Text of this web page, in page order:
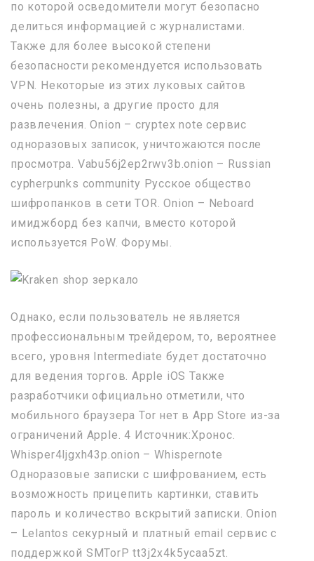
по которой осведомители могут безопасно
делиться информацией с журналистами.
Также для более высокой степени
безопасности рекомендуется использовать
VPN. Некоторые из этих луковых сайтов
очень полезны, а другие просто для
развлечения. Onion – cryptex note сервис
одноразовых записок, уничтожаются после
просмотра. Vabu56j2ep2rwv3b.onion – Russian
cypherpunks community Русское общество
шифропанков в сети TOR. Onion – Neboard
имиджборд без капчи, вместо которой
используется PoW. Форумы.
Однако, если пользователь не является
профессиональным трейдером, то, вероятнее
всего, уровня Intermediate будет достаточно
для ведения торгов. Apple iOS Также
разработчики официально отметили, что
мобильного браузера Tor нет в App Store из-за
ограничений Apple. 4 Источник:Хронос.
Whisper4ljgxh43p.onion – Whispernote
Одноразовые записки с шифрованием, есть
возможность прицепить картинки, ставить
пароль и количество вскрытий записки. Onion
– Lelantos секурный и платный email сервис с
поддержкой SMTorP tt3j2x4k5ycaa5zt.